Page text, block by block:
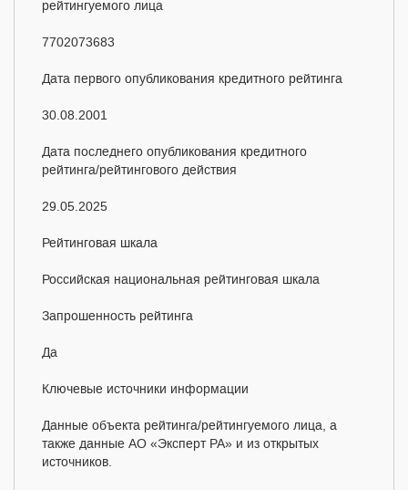
рейтингуемого лица
7702073683
Дата первого опубликования кредитного рейтинга
30.08.2001
Дата последнего опубликования кредитного
рейтинга/рейтингового действия
29.05.2025
Рейтинговая шкала
Российская национальная рейтинговая шкала
Запрошенность рейтинга
Да
Ключевые источники информации
Данные объекта рейтинга/рейтингуемого лица, а
также данные АО «Эксперт РА» и из открытых
источников.